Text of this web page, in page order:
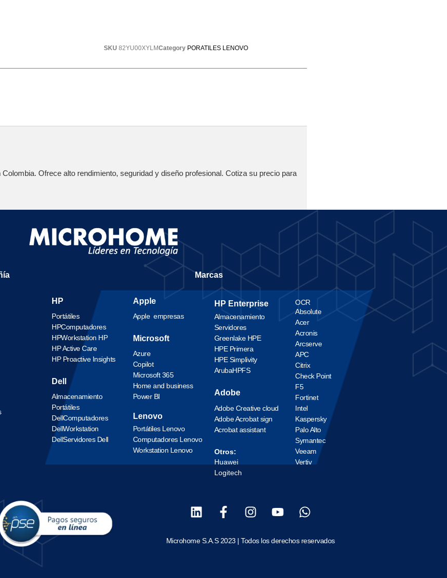
SKU82YU00XYLMCategory PORATILES LENOVO
Ofrece alto rendimiento, seguridad y diseño profesional. Cotiza su precio para
Marcas
HP
Portátiles
HPComputadores
HPWorkstation HP
HP Active Care
HP Proactive Insights
Dell
Almacenamiento
Portátiles
DellComputadores
DellWorkstation
DellServidores Dell
Apple
Apple empresas
Microsoft
Azure
Copilot
Microsoft 365
Home and business
Power BI
Lenovo
Portátiles Lenovo
Computadores Lenovo
Workstation Lenovo
HP Enterprise
Almacenamiento
Servidores
Greenlake HPE
HPE Primera
HPE Simplivity
ArubaHPFS
Adobe
Adobe Creative cloud
Adobe Acrobat sign
Acrobat assistant
Otros:
Huawei
Logitech
OCR
Absolute
Acer
Acronis
Arcserve
APC
Citrix
Check Point
F5
Fortinet
Intel
Kaspersky
Palo Alto
Symantec
Veeam
Vertiv
Microhome S.A.S 2023 | Todos los derechos reservados